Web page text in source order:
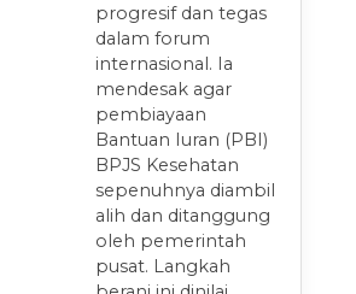
progresif dan tegas
dalam forum
internasional. Ia
mendesak agar
pembiayaan
Bantuan Iuran (PBI)
BPJS Kesehatan
sepenuhnya diambil
alih dan ditanggung
oleh pemerintah
pusat. Langkah